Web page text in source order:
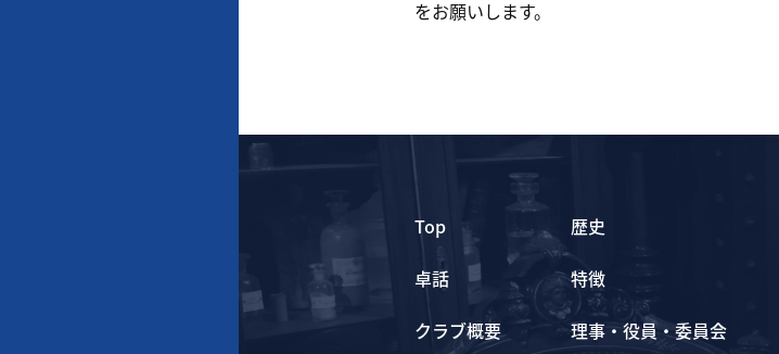
をお願いします。
Top
卓話
クラブ概要
歴史
特徴
理事・役員・委員会